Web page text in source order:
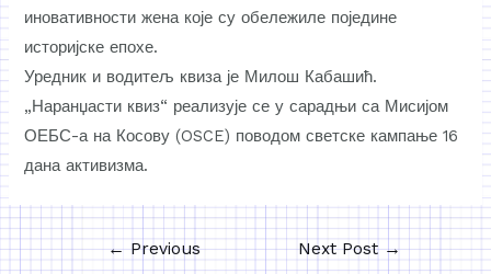
иновативности жена које су обележиле поједине
историјске епохе.
Уредник и водитељ квиза је Милош Кабашић.
„Наранџасти квиз“ реализује се у сарадњи са Мисијом
ОЕБС-а на Косову (OSCE) поводом светске кампање 16
дана активизма.
←Previous
Next Post→